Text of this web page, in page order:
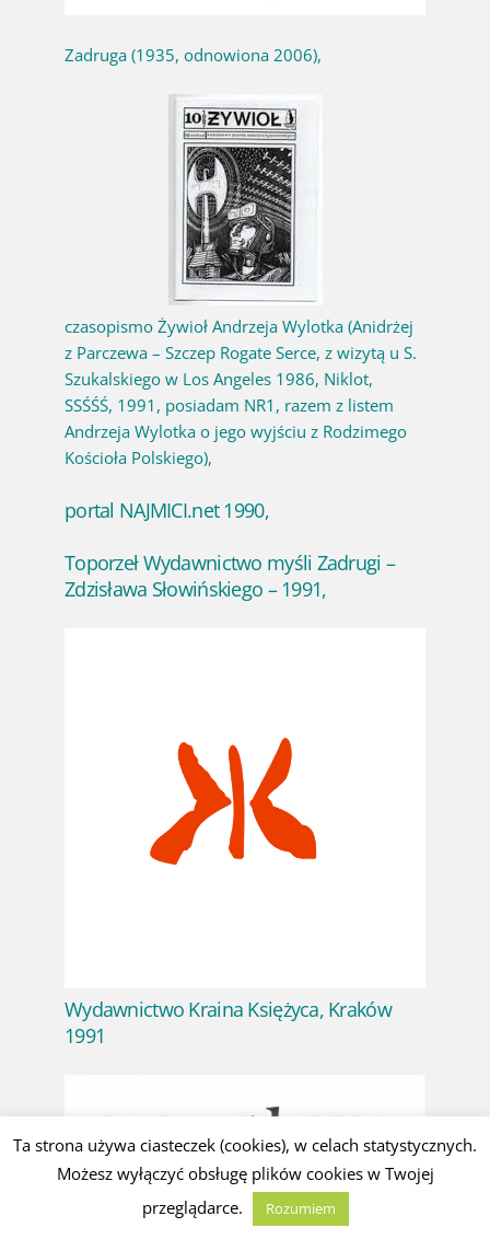
Zadruga (1935, odnowiona 2006),
czasopismo Żywioł Andrzeja Wylotka (Anidrżej
z Parczewa – Szczep Rogate Serce, z wizytą u S.
Szukalskiego w Los Angeles 1986, Niklot,
SSŚŚŚ, 1991, posiadam NR1, razem z listem
Andrzeja Wylotka o jego wyjściu z Rodzimego
Kościoła Polskiego),
portal NAJMICI.net 1990,
Toporzeł Wydawnictwo myśli Zadrugi –
Zdzisława Słowińskiego – 1991,
Wydawnictwo Kraina Księżyca, Kraków
1991
Ta strona używa ciasteczek (cookies), w celach statystycznych.
Możesz wyłączyć obsługę plików cookies w Twojej
przeglądarce.
Rozumiem